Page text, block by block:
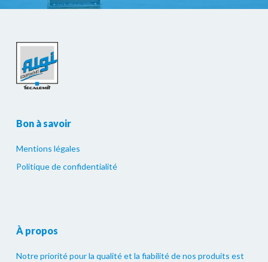
Bon à savoir
Mentions légales
Politique de confidentialité
À propos
Notre priorité pour la qualité et la fiabilité de nos produits est